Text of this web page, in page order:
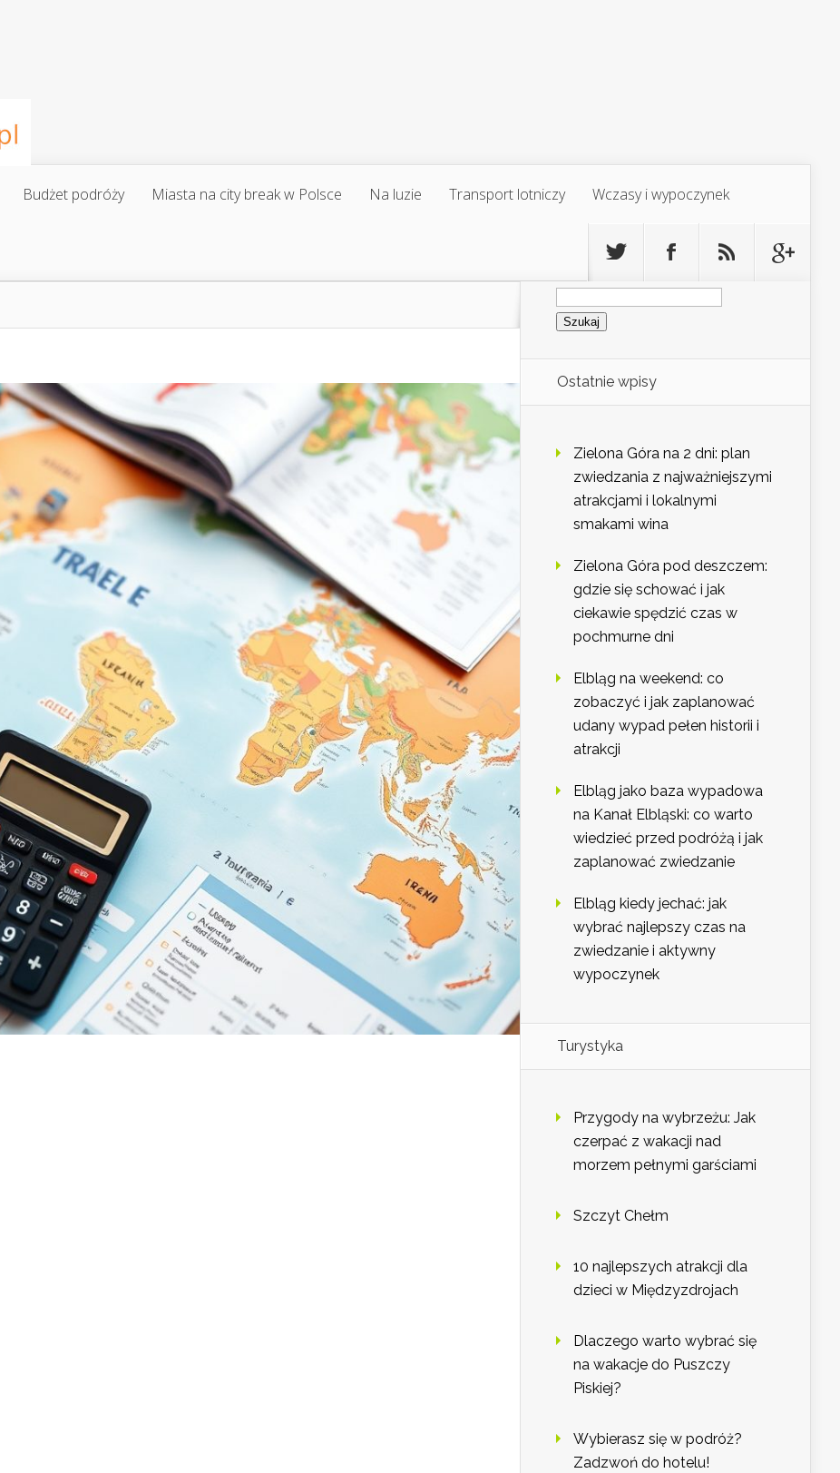
Budżet podróży Miasta na city break w Polsce Na luzie Transport lotniczy Wczasy i wypoczynek
Szukaj:
Ostatnie wpisy
Zielona Góra na 2 dni: plan
zwiedzania z najważniejszymi
atrakcjami i lokalnymi
smakami wina
Zielona Góra pod deszczem:
gdzie się schować i jak
ciekawie spędzić czas w
pochmurne dni
Elbląg na weekend: co
zobaczyć i jak zaplanować
udany wypad pełen historii i
atrakcji
Elbląg jako baza wypadowa
na Kanał Elbląski: co warto
wiedzieć przed podróżą i jak
zaplanować zwiedzanie
Elbląg kiedy jechać: jak
wybrać najlepszy czas na
zwiedzanie i aktywny
wypoczynek
Turystyka
Przygody na wybrzeżu: Jak
czerpać z wakacji nad
morzem pełnymi garściami
Szczyt Chełm
10 najlepszych atrakcji dla
dzieci w Międzyzdrojach
Dlaczego warto wybrać się
na wakacje do Puszczy
Piskiej?
Wybierasz się w podróż?
Zadzwoń do hotelu!